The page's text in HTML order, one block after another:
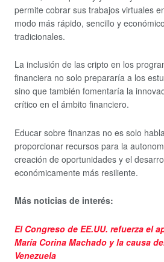
permite cobrar sus trabajos virtuales
modo más rápido, sencillo y
tradicionales.
La inclusión de las cripto en los
financiera no solo prepararía a los
sino que también fomentaría la
crítico en el ámbito financiero.
Educar sobre finanzas no es solo
proporcionar recursos para la
creación de oportunidades y el
económicamente más resiliente.
Más noticias de interés:
El Congreso de EE.UU. refuerza el
María Corina Machado y la causa
Venezuela